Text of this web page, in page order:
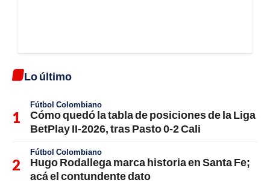
Lo último
Fútbol Colombiano
Cómo quedó la tabla de posiciones de la Liga
BetPlay II-2026, tras Pasto 0-2 Cali
Fútbol Colombiano
Hugo Rodallega marca historia en Santa Fe;
acá el contundente dato